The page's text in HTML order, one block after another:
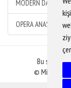
MODERN DANS
OPERA ANASANAT
Bu sitedeki
© Mimar